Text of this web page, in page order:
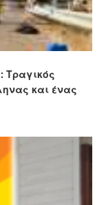
Τραγικός
και ένας